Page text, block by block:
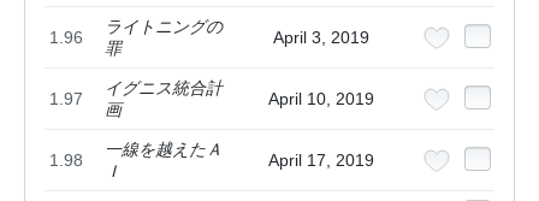
1.96
ライトニングの
罪
April 3, 2019
1.97
イグニス統合計
画
April 10, 2019
1.98
一線を越えたＡ
Ｉ
April 17, 2019